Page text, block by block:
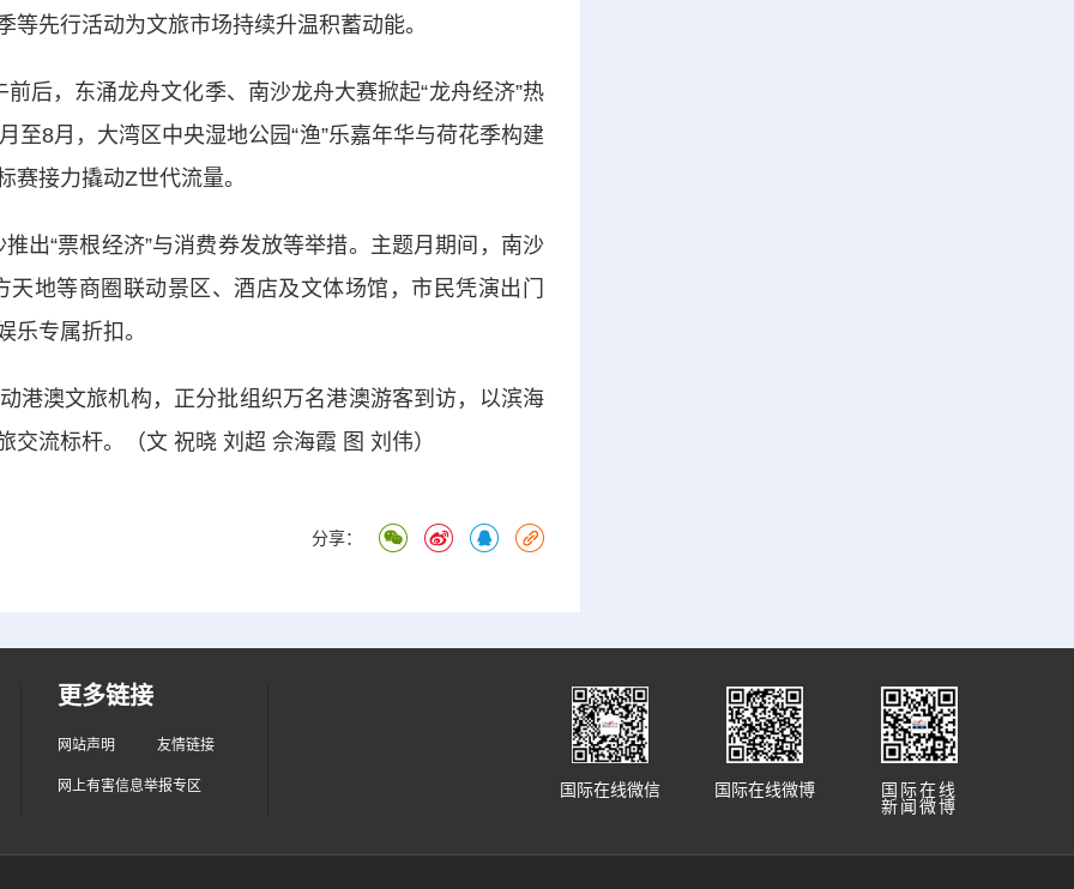
先行活动为文旅市场持续升温积蓄动能。
，东涌龙舟文化季、南沙龙舟大赛掀起“龙舟经济”热
至8月，大湾区中央湿地公园“渔”乐嘉年华与荷花季构建
接力撬动Z世代流量。
“票根经济”与消费券发放等举措。主题月期间，南沙
地等商圈联动景区、酒店及文体场馆，市民凭演出门
乐专属折扣。
澳文旅机构，正分批组织万名港澳游客到访，以滨海
流标杆。（文 祝晓 刘超 佘海霞 图 刘伟）
分享：
更多链接
网站声明 友情链接
网上有害信息举报专区
国际在线
新闻微博
国际在线微博
国际在线微信